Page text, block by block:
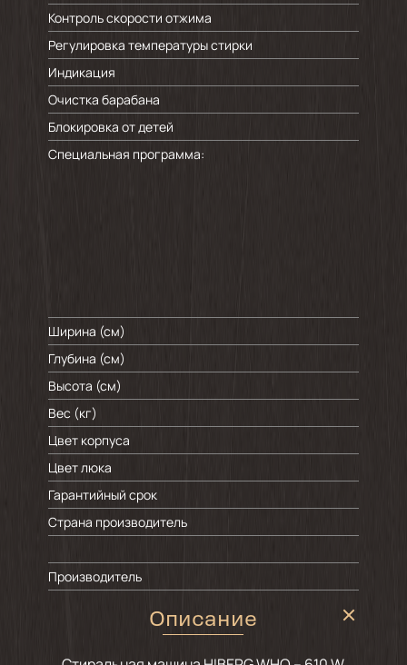
Контроль скорости отжима
Регулировка температуры стирки
Индикация
Очистка барабана
Блокировка от детей
Специальная программа:
Ширина (см)
Глубина (см)
Высота (см)
Вес (кг)
Цвет корпуса
Цвет люка
Гарантийный срок
Страна производитель
Производитель
Описание